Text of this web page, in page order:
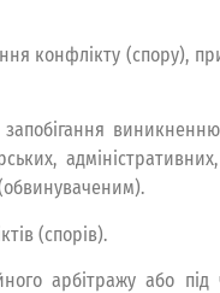
конфлікту (спору),
(спорів).
арбітражу або під